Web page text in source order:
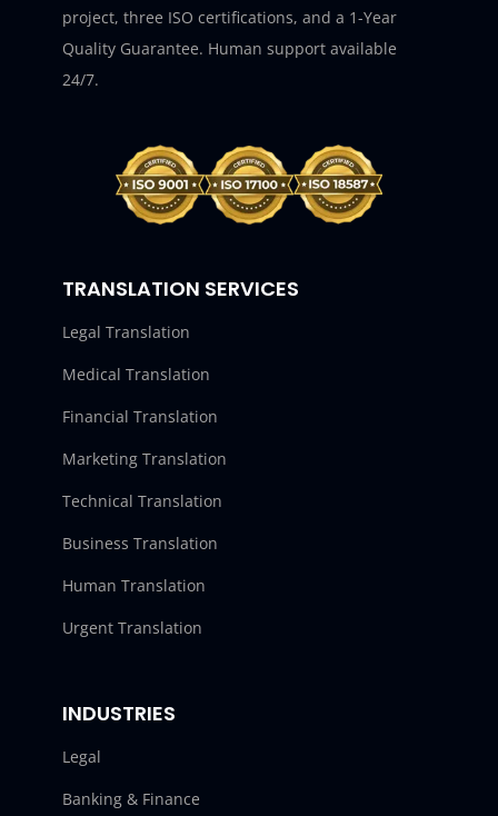
project, three ISO certifications, and a 1-Year
Quality Guarantee. Human support available
24/7.
TRANSLATION SERVICES
Legal Translation
Medical Translation
Financial Translation
Marketing Translation
Technical Translation
Business Translation
Human Translation
Urgent Translation
INDUSTRIES
Legal
Banking & Finance